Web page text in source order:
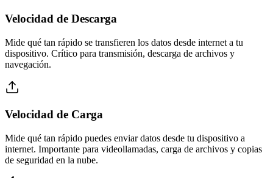
Velocidad de Descarga
Mide qué tan rápido se transfieren los datos desde internet a tu
dispositivo. Crítico para transmisión, descarga de archivos y
navegación.
Velocidad de Carga
Mide qué tan rápido puedes enviar datos desde tu dispositivo a
internet. Importante para videollamadas, carga de archivos y copias
de seguridad en la nube.